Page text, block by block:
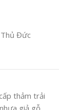
Thủ Đức
thảm trải